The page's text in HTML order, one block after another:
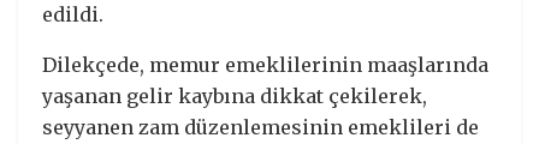
edildi.
Dilekçede, memur emeklilerinin maaşlarında
yaşanan gelir kaybına dikkat çekilerek,
seyyanen zam düzenlemesinin emeklileri de